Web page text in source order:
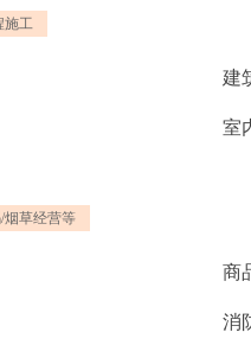
施工
建
室
烟草经营等
商
消